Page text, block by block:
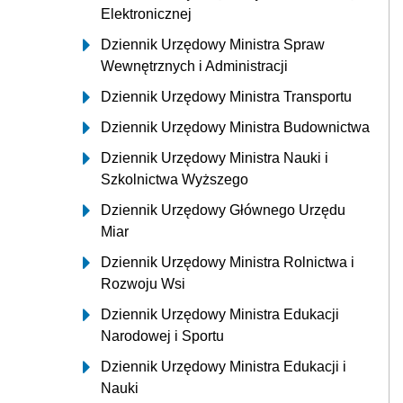
Elektronicznej
Dziennik Urzędowy Ministra Spraw
Wewnętrznych i Administracji
Dziennik Urzędowy Ministra Transportu
Dziennik Urzędowy Ministra Budownictwa
Dziennik Urzędowy Ministra Nauki i
Szkolnictwa Wyższego
Dziennik Urzędowy Głównego Urzędu
Miar
Dziennik Urzędowy Ministra Rolnictwa i
Rozwoju Wsi
Dziennik Urzędowy Ministra Edukacji
Narodowej i Sportu
Dziennik Urzędowy Ministra Edukacji i
Nauki